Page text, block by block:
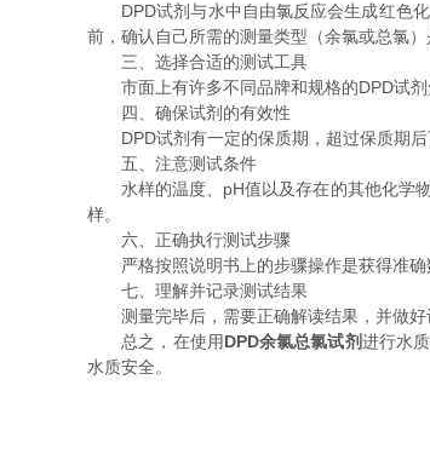
DPD试剂与水中自由氯反应会生成红色化
前，确认自己所需的测量类型（余氯或总氯）
三、选择合适的测试工具
市面上有许多不同品牌和规格的DPD试剂
四、确保试剂的有效性
DPD试剂有一定的保质期，超过保质期后
五、注意测试条件
水样的温度、pH值以及存在的其他化学物
样。
六、正确执行测试步骤
严格按照说明书上的步骤操作是获得准确
七、理解并记录测试结果
测量完毕后，需要正确解读结果，并做好
总之，在使用DPD余氯总氯试剂进行水
水质安全。